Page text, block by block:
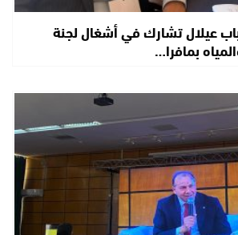
رباب عيلال تشارك في أشغال لجنة
بمافرا…